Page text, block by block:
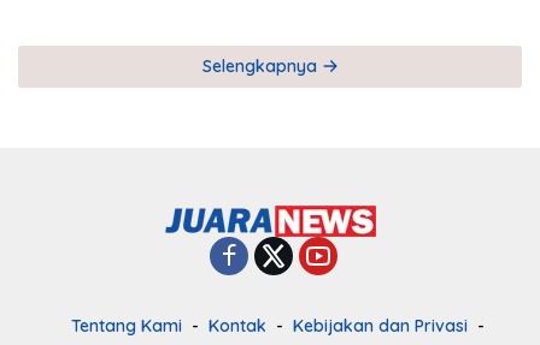
Selengkapnya
Tentang Kami Kontak
Kebijakan dan Privasi